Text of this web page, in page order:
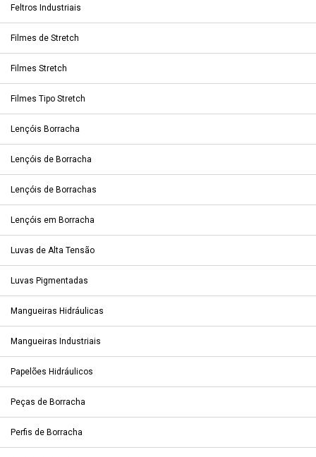
Feltros Industriais
Filmes de Stretch
Filmes Stretch
Filmes Tipo Stretch
Lençóis Borracha
Lençóis de Borracha
Lençóis de Borrachas
Lençóis em Borracha
Luvas de Alta Tensão
Luvas Pigmentadas
Mangueiras Hidráulicas
Mangueiras Industriais
Papelões Hidráulicos
Peças de Borracha
Perfis de Borracha